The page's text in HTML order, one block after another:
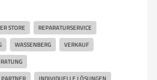
STORE REPARATURSERVICE
WASSENBERG VERKAUF
INDIVIDUELLE LÖSUNGEN